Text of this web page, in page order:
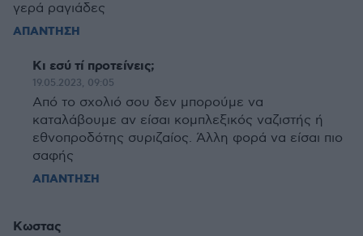
γερά ραγιάδες
ΑΠΑΝΤΗΣΗ
Κι εσύ τί προτείνεις;
19.05.2023, 09:05
Από το σχολιό σου δεν μπορούμε να
καταλάβουμε αν είσαι κομπλεξικός ναζιστής ή
εθνοπροδότης συριζαίος. Άλλη φορά να είσαι πιο
σαφής
ΑΠΑΝΤΗΣΗ
Κωστας